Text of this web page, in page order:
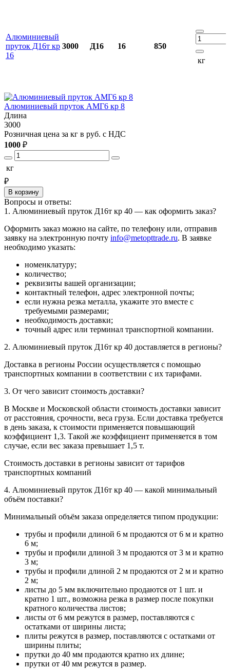
Алюминиевый
пруток Д16т кр
16
3000 Д16 16
850
кг
Алюминиевый пруток АМГ6 кр 8
Длина
3000
Розничная цена за кг в руб. с НДС
1000 ₽
кг
₽
В корзину
Вопросы и ответы:
1. Алюминиевый пруток Д16т кр 40 — как оформить заказ?
Оформить заказ можно на сайте, по телефону или, отправив
заявку на электронную почту info@metopttrade.ru. В заявке
необходимо указать:
номенклатуру;
количество;
реквизиты вашей организации;
контактный телефон, адрес электронной почты;
если нужна резка металла, укажите это вместе с
требуемыми размерами;
необходимость доставки;
точный адрес или терминал транспортной компании.
2. Алюминиевый пруток Д16т кр 40 доставляется в регионы?
Доставка в регионы России осуществляется с помощью
транспортных компании в соответствии с их тарифами.
3. От чего зависит стоимость доставки?
В Москве и Московской области стоимость доставки зависит
от расстояния, срочности, веса груза. Если доставка требуется
в день заказа, к стоимости применяется повышающий
коэффициент 1,3. Такой же коэффициент применяется в том
случае, если вес заказа превышает 1,5 т.
Стоимость доставки в регионы зависит от тарифов
транспортных компаний
4. Алюминиевый пруток Д16т кр 40 — какой минимальный
объём поставки?
Минимальный объём заказа определяется типом продукции:
трубы и профили длиной 6 м продаются от 6 м и кратно
6 м;
трубы и профили длиной 3 м продаются от 3 м и кратно
3 м;
трубы и профили длиной 2 м продаются от 2 м и кратно
2 м;
листы до 5 мм включительно продаются от 1 шт. и
кратно 1 шт., возможна резка в размер после покупки
кратного количества листов;
листы от 6 мм режутся в размер, поставляются с
остатками от ширины листа;
плиты режутся в размер, поставляются с остатками от
ширины плиты;
прутки до 40 мм продаются кратно их длине;
прутки от 40 мм режутся в размер.